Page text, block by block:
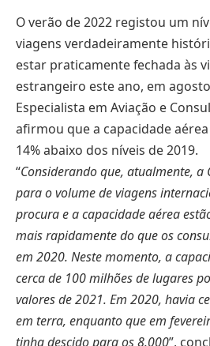
O verão de 2022 registou um
viagens verdadeiramente
estar praticamente fechada às
estrangeiro este ano, em
Especialista em Aviação e
afirmou que a capacidade
14% abaixo dos níveis de 2019.
“Considerando que, atualmente,
para o volume de viagens
procura e a capacidade aérea
mais rapidamente do que os
em 2020. Neste momento, a
cerca de 100 milhões de lugares
valores de 2021. Em 2020, havia
em terra, enquanto que em
tinha descido para os 8.000”,